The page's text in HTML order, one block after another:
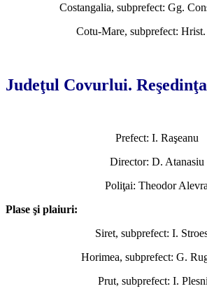
Costangalia, subprefect: Gg.
Cotu-Mare, subprefect:
Judeţul Covurlui.
Prefect: I. Raşeanu
Director: D. Atanasiu
Poliţai: Theodor
Plase şi plaiuri:
Siret, subprefect: I.
Horimea, subprefect: G.
Prut, subprefect: I.